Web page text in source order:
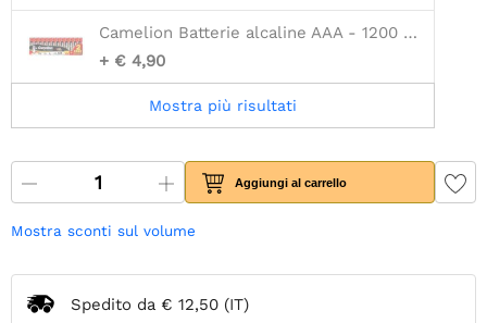
Camelion Batterie alcaline AAA - 1200 mah - 12 pz
+ € 4,90
Mostra più risultati
Aggiungi al carrello
Mostra sconti sul volume
Spedito da € 12,50 (IT)